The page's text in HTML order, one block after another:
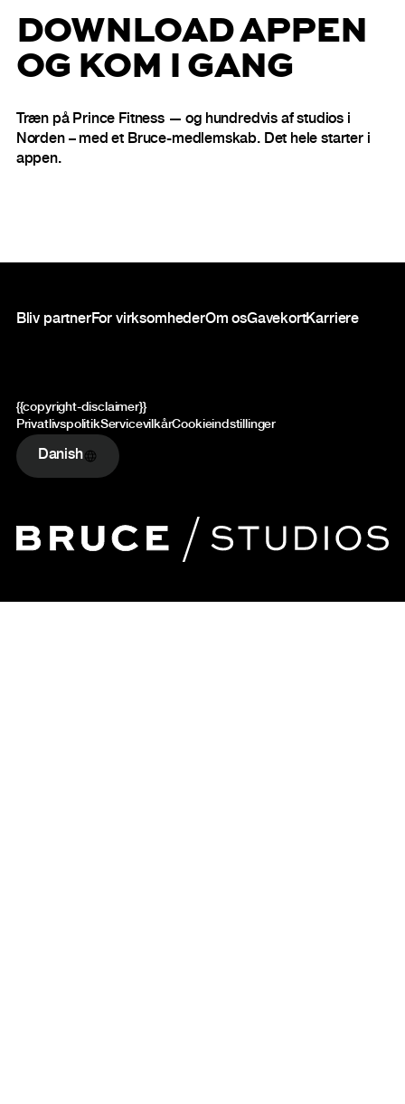
DOWNLOAD APPEN
OG KOM I GANG
Træn på Prince Fitness — og hundredvis af studios i
Norden – med et Bruce-medlemskab. Det hele starter i
appen.
Bliv partnerFor virksomhederOm osGavekortKarriere
{{copyright-disclaimer}}
PrivatlivspolitikServicevilkårCookieindstillinger
Danish